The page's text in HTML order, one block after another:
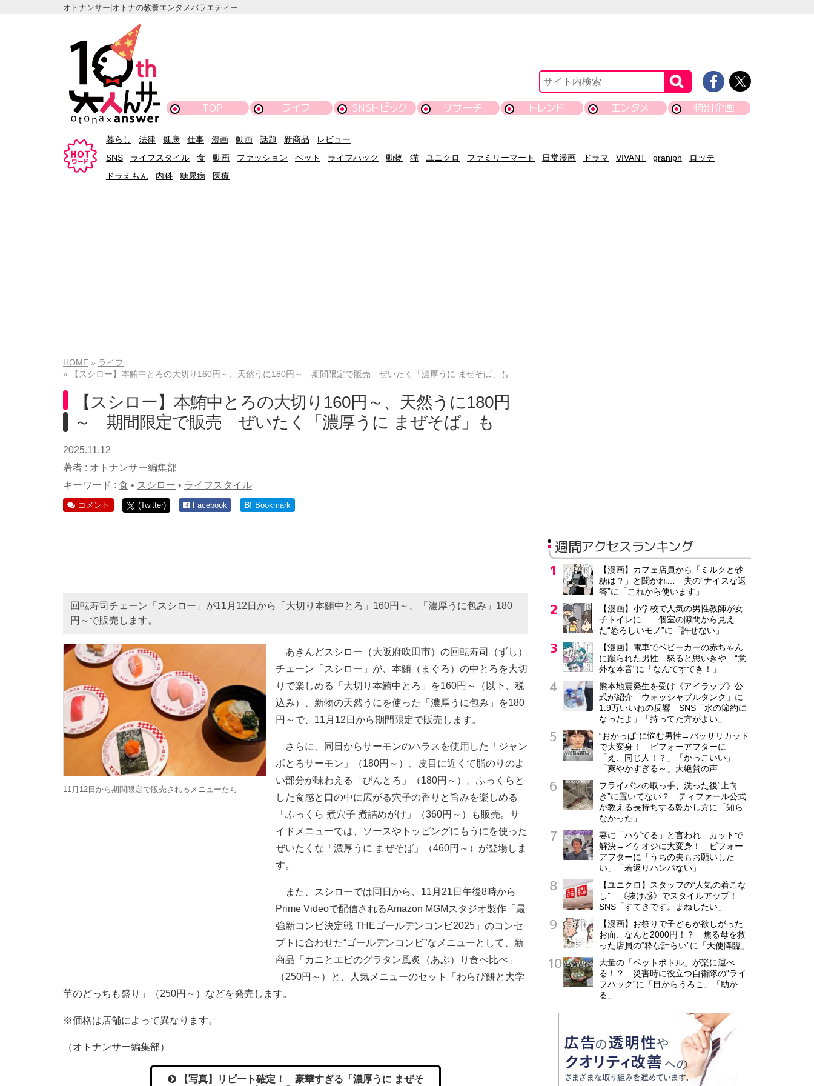
オトナンサー|オトナの教養エンタメバラエティー
TOP ライフ SNSトピック リサーチ トレンド エンタメ 特別企画
暮らし 法律 健康 仕事 漫画 動画 話題 新商品
レビュー
SNS
ライフスタイル 食 動画 ファッション ペット ライフハック 動物 猫 ユニクロ ファミリーマート 日常漫画 ドラマ VIVANT graniph
ロッテ
ドラえもん
内科 糖尿病 医療
HOME
ライフ
【スシロー】本鮪中とろの大切り160円～、天然うに180円～ 期間限定で販売 ぜいたく「濃厚うに まぜそば」も
【スシロー】本鮪中とろの大切り160円～、天然うに180円
～ 期間限定で販売 ぜいたく「濃厚うに まぜそば」も
2025.11.12
著者 : オトナンサー編集部
キーワード : 食 • スシロー • ライフスタイル
コメント (Twitter) Facebook B! Bookmark
回転寿司チェーン「スシロー」が11月12日から「大切り本鮪中とろ」160円～、「濃厚うに包み」180
円～で販売します。
11月12日から期間限定で販売されるメニューたち
あきんどスシロー（大阪府吹田市）の回転寿司（ずし）
チェーン「スシロー」が、本鮪（まぐろ）の中とろを大切
りで楽しめる「大切り本鮪中とろ」を160円～（以下、税
込み）、新物の天然うにを使った「濃厚うに包み」を180
円～で、11月12日から期間限定で販売します。
さらに、同日からサーモンのハラスを使用した「ジャン
ボとろサーモン」（180円～）、皮目に近くて脂のりのよ
い部分が味わえる「びんとろ」（180円～）、ふっくらと
した食感と口の中に広がる穴子の香りと旨みを楽しめる
「ふっくら 煮穴子 煮詰めがけ」（360円～）も販売。サ
イドメニューでは、ソースやトッピングにもうにを使った
ぜいたくな「濃厚うに まぜそば」（460円～）が登場しま
す。
また、スシローでは同日から、11月21日午後8時から
Prime Videoで配信されるAmazon MGMスタジオ製作「最
強新コンビ決定戦 THEゴールデンコンビ2025」のコンセ
プトに合わせた“ゴールデンコンビ”なメニューとして、新
商品「カニとエビのグラタン風炙（あぶ）り食べ比べ」
（250円～）と、人気メニューのセット「わらび餅と大学
芋のどっちも盛り」（250円～）などを発売します。
※価格は店舗によって異なります。
（オトナンサー編集部）
【写真】リピート確定！ 豪華すぎる「濃厚うに まぜそ
週間アクセスランキング
【漫画】カフェ店員から「ミルクと砂
糖は？」と聞かれ… 夫の“ナイスな返
答”に「これから使います」
【漫画】小学校で人気の男性教師が女
子トイレに… 個室の隙間から見え
た“恐ろしいモノ”に「許せない」
【漫画】電車でベビーカーの赤ちゃん
に蹴られた男性 怒ると思いきや…“意
外な本音”に「なんてすてき！」
熊本地震発生を受け《アイラップ》公
式が紹介「ウォッシャブルタンク」に
1.9万いいねの反響 SNS「水の節約に
なったよ」「持ってた方がよい」
“おかっぱ”に悩む男性→バッサリカット
で大変身！ ビフォーアフターに
「え、同じ人！？」「かっこいい」
「爽やかすぎる～」大絶賛の声
フライパンの取っ手、洗った後“上向
き”に置いてない？ ティファール公式
が教える長持ちする乾かし方に「知ら
なかった」
妻に「ハゲてる」と言われ…カットで
解決→イケオジに大変身！ ビフォー
アフターに「うちの夫もお願いした
い」「若返りハンパない」
【ユニクロ】スタッフの“人気の着こな
し” 《抜け感》でスタイルアップ！
SNS「すてきです。まねしたい」
【漫画】お祭りで子どもが欲しがった
お面、なんと2000円！？ 焦る母を救
った店員の“粋な計らい”に「天使降臨」
大量の「ペットボトル」が楽に運べ
る！？ 災害時に役立つ自衛隊の“ライ
フハック”に「目からうろこ」「助か
る」